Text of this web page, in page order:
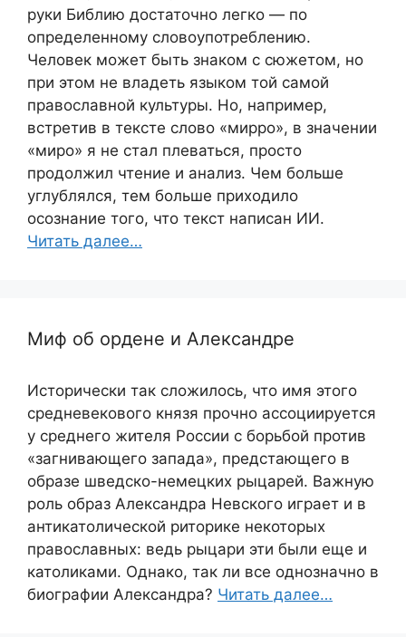
руки Библию достаточно легко — по
определенному словоупотреблению.
Человек может быть знаком с сюжетом, но
при этом не владеть языком той самой
православной культуры. Но, например,
встретив в тексте слово «мирро», в значении
«миро» я не стал плеваться, просто
продолжил чтение и анализ. Чем больше
углублялся, тем больше приходило
осознание того, что текст написан ИИ.
Читать далее…
Миф об ордене и Александре
Исторически так сложилось, что имя этого
средневекового князя прочно ассоциируется
у среднего жителя России с борьбой против
«загнивающего запада», предстающего в
образе шведско-немецких рыцарей. Важную
роль образ Александра Невского играет и в
антикатолической риторике некоторых
православных: ведь рыцари эти были еще и
католиками. Однако, так ли все однозначно в
биографии Александра? Читать далее…